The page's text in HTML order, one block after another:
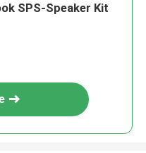
SPS-Speaker Kit